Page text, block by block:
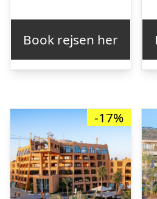
var:
kr. 3.877,96.kr.
Book rejsen her
-17%